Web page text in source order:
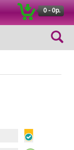
0 - 0р.